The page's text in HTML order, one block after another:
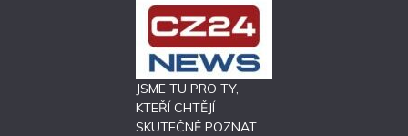
JSME TU PRO TY,
KTEŘÍ CHTĚJÍ
SKUTEČNĚ POZNAT